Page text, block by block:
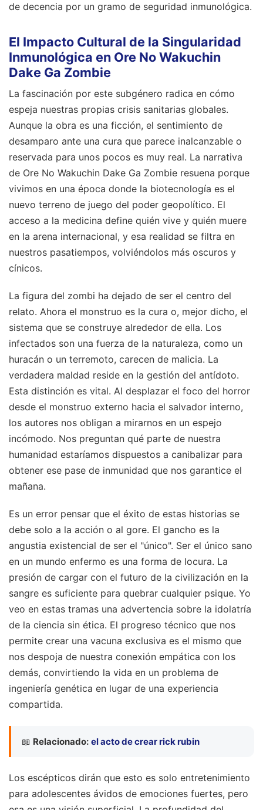
de decencia por un gramo de seguridad inmunológica.
El Impacto Cultural de la Singularidad
Inmunológica en Ore No Wakuchin
Dake Ga Zombie
La fascinación por este subgénero radica en cómo
espeja nuestras propias crisis sanitarias globales.
Aunque la obra es una ficción, el sentimiento de
desamparo ante una cura que parece inalcanzable o
reservada para unos pocos es muy real. La narrativa
de Ore No Wakuchin Dake Ga Zombie resuena porque
vivimos en una época donde la biotecnología es el
nuevo terreno de juego del poder geopolítico. El
acceso a la medicina define quién vive y quién muere
en la arena internacional, y esa realidad se filtra en
nuestros pasatiempos, volviéndolos más oscuros y
cínicos.
La figura del zombi ha dejado de ser el centro del
relato. Ahora el monstruo es la cura o, mejor dicho, el
sistema que se construye alrededor de ella. Los
infectados son una fuerza de la naturaleza, como un
huracán o un terremoto, carecen de malicia. La
verdadera maldad reside en la gestión del antídoto.
Esta distinción es vital. Al desplazar el foco del horror
desde el monstruo externo hacia el salvador interno,
los autores nos obligan a mirarnos en un espejo
incómodo. Nos preguntan qué parte de nuestra
humanidad estaríamos dispuestos a canibalizar para
obtener ese pase de inmunidad que nos garantice el
mañana.
Es un error pensar que el éxito de estas historias se
debe solo a la acción o al gore. El gancho es la
angustia existencial de ser el "único". Ser el único sano
en un mundo enfermo es una forma de locura. La
presión de cargar con el futuro de la civilización en la
sangre es suficiente para quebrar cualquier psique. Yo
veo en estas tramas una advertencia sobre la idolatría
de la ciencia sin ética. El progreso técnico que nos
permite crear una vacuna exclusiva es el mismo que
nos despoja de nuestra conexión empática con los
demás, convirtiendo la vida en un problema de
ingeniería genética en lugar de una experiencia
compartida.
📖 Relacionado: el acto de crear rick rubin
Los escépticos dirán que esto es solo entretenimiento
para adolescentes ávidos de emociones fuertes, pero